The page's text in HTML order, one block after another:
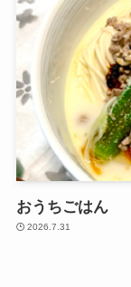
おうちごはん
2026.7.31